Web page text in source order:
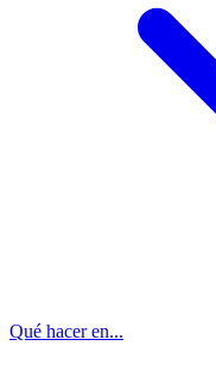
Qué hacer en...